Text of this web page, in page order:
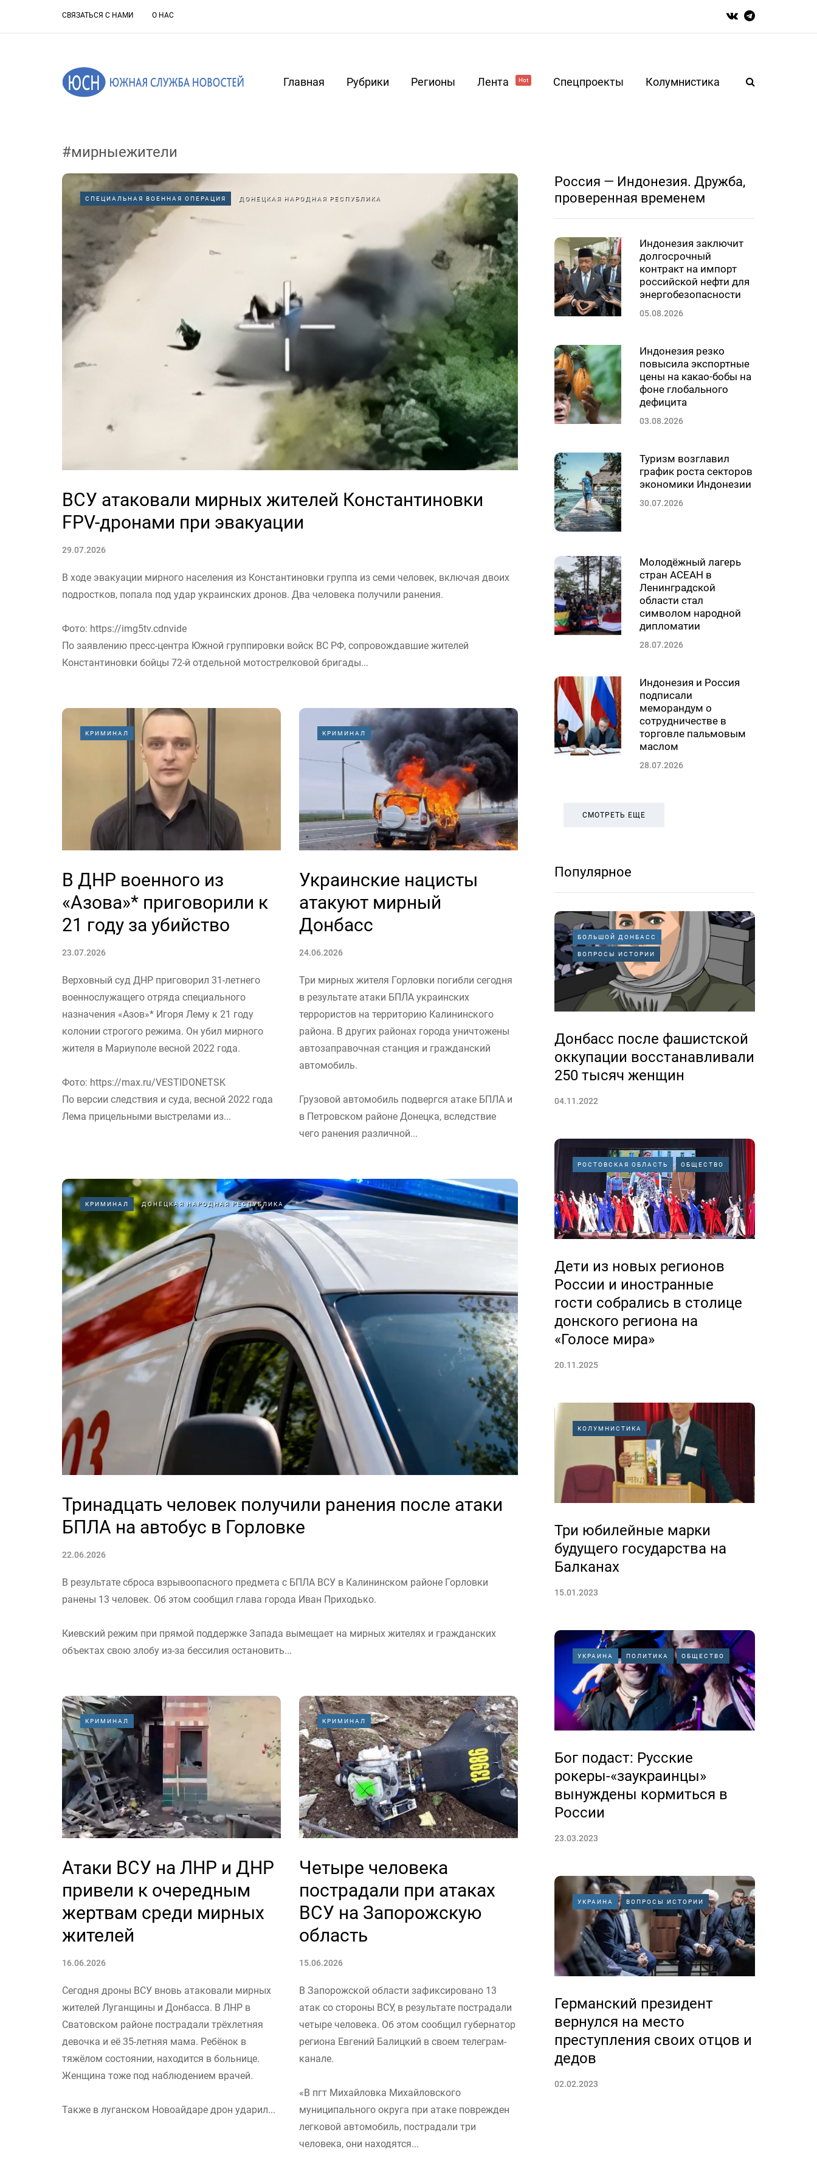
СВЯЗАТЬСЯ С НАМИ О НАС
Главная Рубрики Регионы Лента Hot Спецпроекты Колумнистика
#мирныежители
СПЕЦИАЛЬНАЯ ВОЕННАЯ ОПЕРАЦИЯ ДОНЕЦКАЯ НАРОДНАЯ РЕСПУБЛИКА
ВСУ атаковали мирных жителей Константиновки
FPV-дронами при эвакуации
29.07.2026
В ходе эвакуации мирного населения из Константиновки группа из семи человек, включая двоих
подростков, попала под удар украинских дронов. Два человека получили ранения.
Фото: https://img5tv.cdnvide
По заявлению пресс-центра Южной группировки войск ВС РФ, сопровождавшие жителей
Константиновки бойцы 72-й отдельной мотострелковой бригады...
КРИМИНАЛ
В ДНР военного из
«Азова»* приговорили к
21 году за убийство
23.07.2026
Верховный суд ДНР приговорил 31-летнего
военнослужащего отряда специального
назначения «Азов»* Игоря Лему к 21 году
колонии строгого режима. Он убил мирного
жителя в Мариуполе весной 2022 года.
Фото: https://max.ru/VESTIDONETSK
По версии следствия и суда, весной 2022 года
Лема прицельными выстрелами из...
КРИМИНАЛ
Украинские нацисты
атакуют мирный
Донбасс
24.06.2026
Три мирных жителя Горловки погибли сегодня
в результате атаки БПЛА украинских
террористов на территорию Калининского
района. В других районах города уничтожены
автозаправочная станция и гражданский
автомобиль.
Грузовой автомобиль подвергся атаке БПЛА и
в Петровском районе Донецка, вследствие
чего ранения различной...
КРИМИНАЛ ДОНЕЦКАЯ НАРОДНАЯ РЕСПУБЛИКА
Тринадцать человек получили ранения после атаки
БПЛА на автобус в Горловке
22.06.2026
В результате сброса взрывоопасного предмета с БПЛА ВСУ в Калининском районе Горловки
ранены 13 человек. Об этом сообщил глава города Иван Приходько.
Киевский режим при прямой поддержке Запада вымещает на мирных жителях и гражданских
объектах свою злобу из-за бессилия остановить...
КРИМИНАЛ
Атаки ВСУ на ЛНР и ДНР
привели к очередным
жертвам среди мирных
жителей
16.06.2026
Сегодня дроны ВСУ вновь атаковали мирных
жителей Луганщины и Донбасса. В ЛНР в
Сватовском районе пострадали трёхлетняя
девочка и её 35-летняя мама. Ребёнок в
тяжёлом состоянии, находится в больнице.
Женщина тоже под наблюдением врачей.
Также в луганском Новоайдаре дрон ударил...
КРИМИНАЛ
Четыре человека
пострадали при атаках
ВСУ на Запорожскую
область
15.06.2026
В Запорожской области зафиксировано 13
атак со стороны ВСУ, в результате пострадали
четыре человека. Об этом сообщил губернатор
региона Евгений Балицкий в своем телеграм-
канале.
«В пгт Михайловка Михайловского
муниципального округа при атаке поврежден
легковой автомобиль, пострадали три
человека, они находятся...
Россия — Индонезия. Дружба,
проверенная временем
Индонезия заключит
долгосрочный
контракт на импорт
российской нефти для
энергобезопасности
05.08.2026
Индонезия резко
повысила экспортные
цены на какао-бобы на
фоне глобального
дефицита
03.08.2026
Туризм возглавил
график роста секторов
экономики Индонезии
30.07.2026
Молодёжный лагерь
стран АСЕАН в
Ленинградской
области стал
символом народной
дипломатии
28.07.2026
Индонезия и Россия
подписали
меморандум о
сотрудничестве в
торговле пальмовым
маслом
28.07.2026
СМОТРЕТЬ ЕЩЕ
Популярное
БОЛЬШОЙ ДОНБАСС
ВОПРОСЫ ИСТОРИИ
Донбасс после фашистской
оккупации восстанавливали
250 тысяч женщин
04.11.2022
РОСТОВСКАЯ ОБЛАСТЬ ОБЩЕСТВО
Дети из новых регионов
России и иностранные
гости собрались в столице
донского региона на
«Голосе мира»
20.11.2025
КОЛУМНИСТИКА
Три юбилейные марки
будущего государства на
Балканах
15.01.2023
УКРАИНА ПОЛИТИКА ОБЩЕСТВО
Бог подаст: Русские
рокеры-«заукраинцы»
вынуждены кормиться в
России
23.03.2023
УКРАИНА ВОПРОСЫ ИСТОРИИ
Германский президент
вернулся на место
преступления своих отцов и
дедов
02.02.2023